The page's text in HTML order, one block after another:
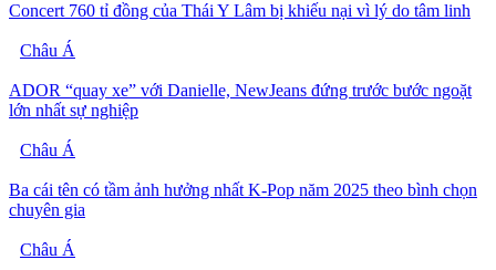
Concert 760 tỉ đồng của Thái Y Lâm bị khiếu nại vì lý do tâm linh
Châu Á
ADOR “quay xe” với Danielle, NewJeans đứng trước bước ngoặt
lớn nhất sự nghiệp
Châu Á
Ba cái tên có tầm ảnh hưởng nhất K-Pop năm 2025 theo bình chọn
chuyên gia
Châu Á